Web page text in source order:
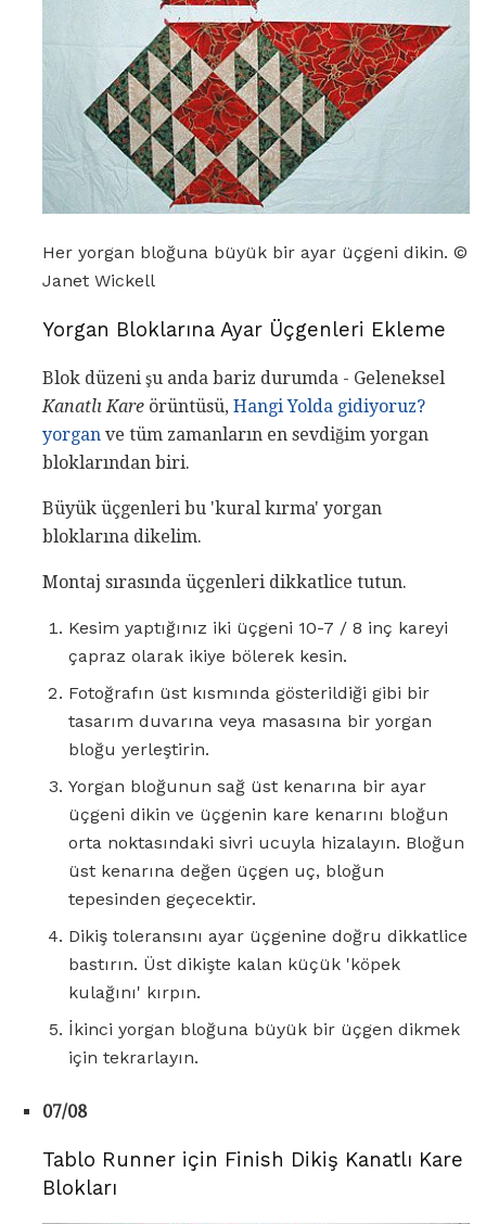
Her yorgan bloğuna büyük bir ayar üçgeni dikin. ©
Janet Wickell
Yorgan Bloklarına Ayar Üçgenleri Ekleme
Blok düzeni şu anda bariz durumda - Geleneksel
Kanatlı Kare örüntüsü, Hangi Yolda gidiyoruz?
yorgan ve tüm zamanların en sevdiğim yorgan
bloklarından biri.
Büyük üçgenleri bu 'kural kırma' yorgan
bloklarına dikelim.
Montaj sırasında üçgenleri dikkatlice tutun.
Kesim yaptığınız iki üçgeni 10-7 / 8 inç kareyi
çapraz olarak ikiye bölerek kesin.
Fotoğrafın üst kısmında gösterildiği gibi bir
tasarım duvarına veya masasına bir yorgan
bloğu yerleştirin.
Yorgan bloğunun sağ üst kenarına bir ayar
üçgeni dikin ve üçgenin kare kenarını bloğun
orta noktasındaki sivri ucuyla hizalayın. Bloğun
üst kenarına değen üçgen uç, bloğun
tepesinden geçecektir.
Dikiş toleransını ayar üçgenine doğru dikkatlice
bastırın. Üst dikişte kalan küçük 'köpek
kulağını' kırpın.
İkinci yorgan bloğuna büyük bir üçgen dikmek
için tekrarlayın.
07/08
Tablo Runner için Finish Dikiş Kanatlı Kare
Blokları